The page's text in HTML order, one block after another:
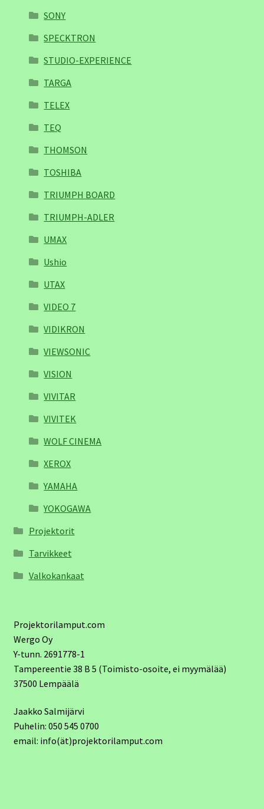
SONY
SPECKTRON
STUDIO-EXPERIENCE
TARGA
TELEX
TEQ
THOMSON
TOSHIBA
TRIUMPH BOARD
TRIUMPH-ADLER
UMAX
Ushio
UTAX
VIDEO 7
VIDIKRON
VIEWSONIC
VISION
VIVITAR
VIVITEK
WOLF CINEMA
XEROX
YAMAHA
YOKOGAWA
Projektorit
Tarvikkeet
Valkokankaat
Projektorilamput.com
Wergo Oy
Y-tunn. 2691778-1
Tampereentie 38 B 5 (Toimisto-osoite, ei myymälää)
37500 Lempäälä
Jaakko Salmijärvi
Puhelin: 050 545 0700
email: info(ät)projektorilamput.com